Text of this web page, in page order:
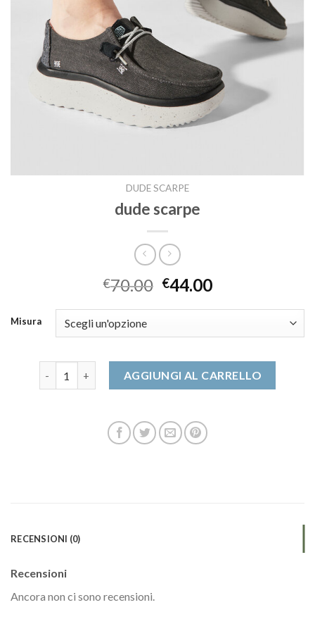
DUDE SCARPE
dude scarpe
€70.00 €44.00
Misura
AGGIUNGI AL CARRELLO
RECENSIONI (0)
Recensioni
Ancora non ci sono recensioni.